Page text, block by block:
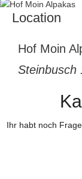
Location
Hof Moin
Steinbusch
Ihr habt noch